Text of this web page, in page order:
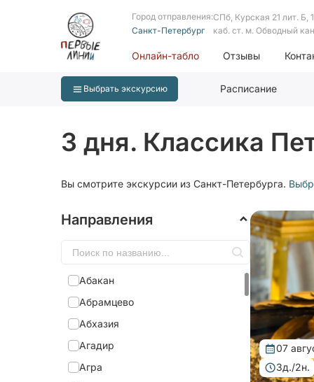
Город отправления:
Санкт-Петербург
СПб, Курская 21 лит. Б, 1
каб. ст. м. Обводный
Онлайн-табло Отзывы
Выбрать экскурсию Расписание
3 дня. Классика
Вы смотрите экскурсии из Санкт-Петербурга.
Направления
Абакан
Абрамцево
Абхазия
Агадир
Агра
07
3д./2н.